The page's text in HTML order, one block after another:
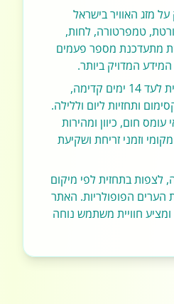
מזג האוויר בישראל
טמפרטורה, לחות,
מתעדכנת מספר פעמים
המדויק ביותר.
באתר תוכלו למצוא תחזית לעד 14 ימים קדימה,
ותחזיות ליום וללילה.
עומס חום, כיוון ומהירות
וזמני זריחת ושקיעת
לצפות בתחזית לפי מיקום
הערים הפופולריות. האתר
חוויית משתמש נוחה